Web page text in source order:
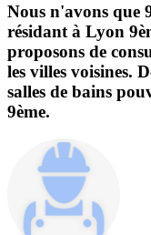
Nous n'avons que
résidant à Lyon
proposons de
les villes voisines.
salles de bains
9ème.